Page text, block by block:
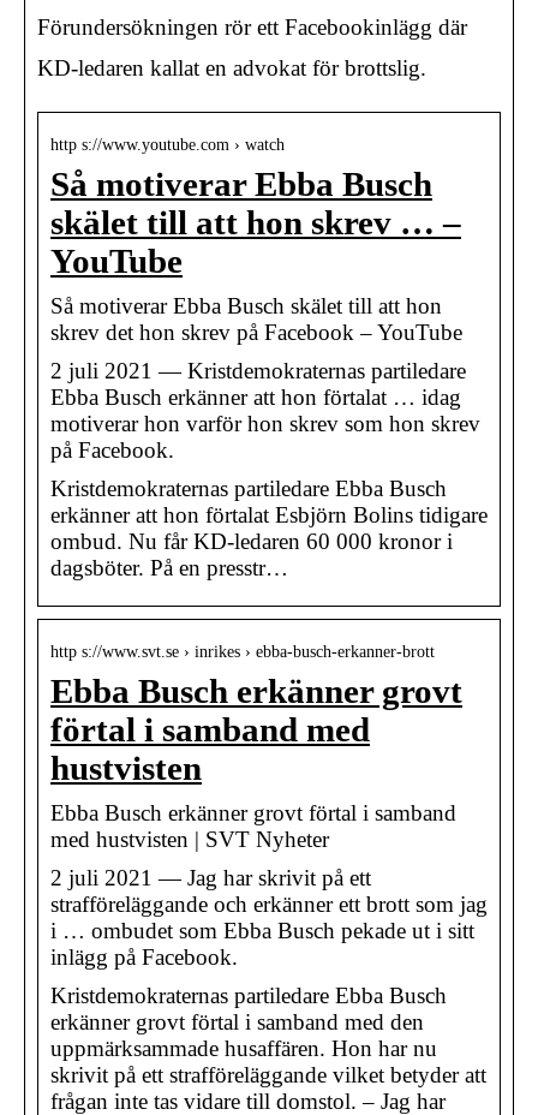
Förundersökningen rör ett Facebookinlägg där
KD-ledaren kallat en advokat för brottslig.
http s://www.youtube.com › watch
Så motiverar Ebba Busch
skälet till att hon skrev … –
YouTube
Så motiverar Ebba Busch skälet till att hon
skrev det hon skrev på Facebook – YouTube
2 juli 2021 — Kristdemokraternas partiledare
Ebba Busch erkänner att hon förtalat … idag
motiverar hon varför hon skrev som hon skrev
på Facebook.
Kristdemokraternas partiledare Ebba Busch
erkänner att hon förtalat Esbjörn Bolins tidigare
ombud. Nu får KD-ledaren 60 000 kronor i
dagsböter. På en presstr…
http s://www.svt.se › inrikes › ebba-busch-erkanner-brott
Ebba Busch erkänner grovt
förtal i samband med
hustvisten
Ebba Busch erkänner grovt förtal i samband
med hustvisten | SVT Nyheter
2 juli 2021 — Jag har skrivit på ett
strafföreläggande och erkänner ett brott som jag
i … ombudet som Ebba Busch pekade ut i sitt
inlägg på Facebook.
Kristdemokraternas partiledare Ebba Busch
erkänner grovt förtal i samband med den
uppmärksammade husaffären. Hon har nu
skrivit på ett strafföreläggande vilket betyder att
frågan inte tas vidare till domstol. – Jag har